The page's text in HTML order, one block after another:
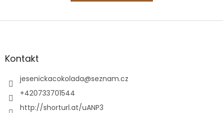
Z
aKontakt
jesenickacokolada@seznam.cz
+420733701544
http://shorturl.at/uANP3